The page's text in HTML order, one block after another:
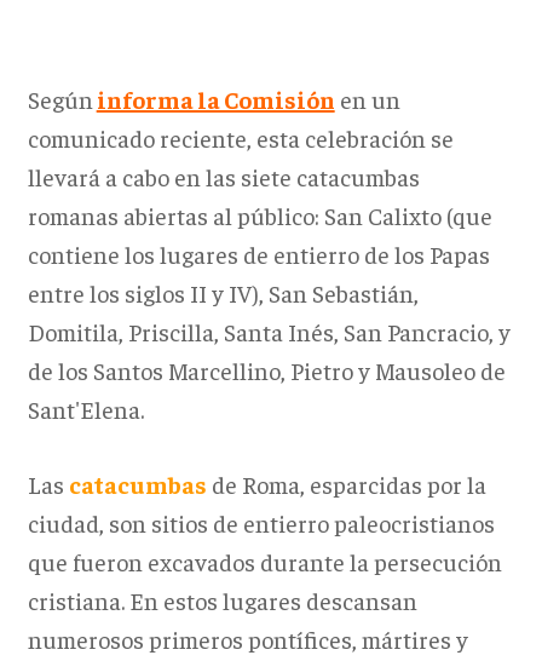
Según informa la Comisión en un
comunicado reciente, esta celebración se
llevará a cabo en las siete catacumbas
romanas abiertas al público: San Calixto (que
contiene los lugares de entierro de los Papas
entre los siglos II y IV), San Sebastián,
Domitila, Priscilla, Santa Inés, San Pancracio, y
de los Santos Marcellino, Pietro y Mausoleo de
Sant'Elena.
Las catacumbas de Roma, esparcidas por la
ciudad, son sitios de entierro paleocristianos
que fueron excavados durante la persecución
cristiana. En estos lugares descansan
numerosos primeros pontífices, mártires y